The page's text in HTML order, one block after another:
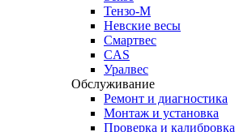
Тензо-М
Невские весы
Смартвес
CAS
Уралвес
Обслуживание
Ремонт и диагностика
Монтаж и установка
Проверка и калибровка